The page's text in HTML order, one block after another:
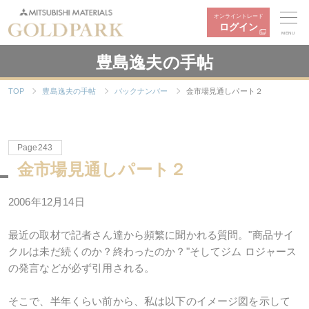
オンライントレード
ログイン
MENU
豊島逸夫の手帖
TOP 豊島逸夫の手帖 バックナンバー 金市場見通しパート２
Page243
金市場見通しパート２
2006年12月14日
最近の取材で記者さん達から頻繁に聞かれる質問。"商品サイ
クルは未だ続くのか？終わったのか？"そしてジム ロジャース
の発言などが必ず引用される。
そこで、半年くらい前から、私は以下のイメージ図を示して